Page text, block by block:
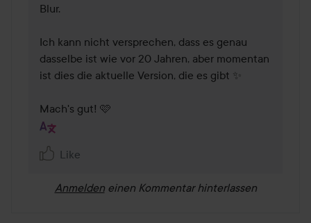
Blur.
Ich kann nicht versprechen, dass es genau
dasselbe ist wie vor 20 Jahren, aber momentan
ist dies die aktuelle Version, die es gibt ✨
Mach's gut! 🩷
Like
Anmelden einen Kommentar hinterlassen